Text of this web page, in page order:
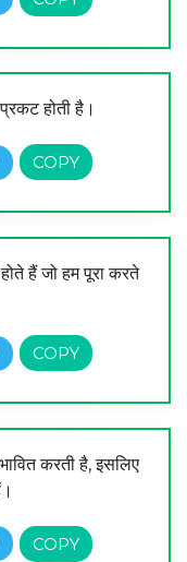
होती है।
हैं जो हम पूरा करते
करती है, इसलिए